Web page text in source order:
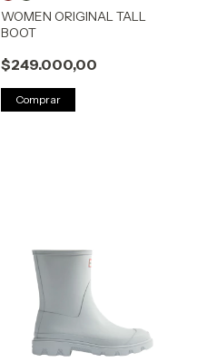
WOMEN ORIGINAL TALL
BOOT
$249.000,00
Comprar